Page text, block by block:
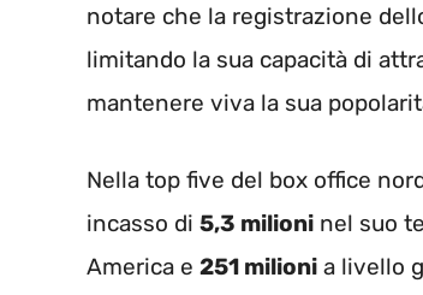
notare che la registrazione
limitando la sua capacità di
mantenere viva la sua
Nella top five del box office
incasso di 5,3 milioni nel suo
America e 251 milioni a livello